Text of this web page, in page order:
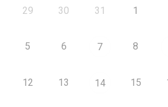
29 30 31 1
5 6 7 8
12 13 14 15